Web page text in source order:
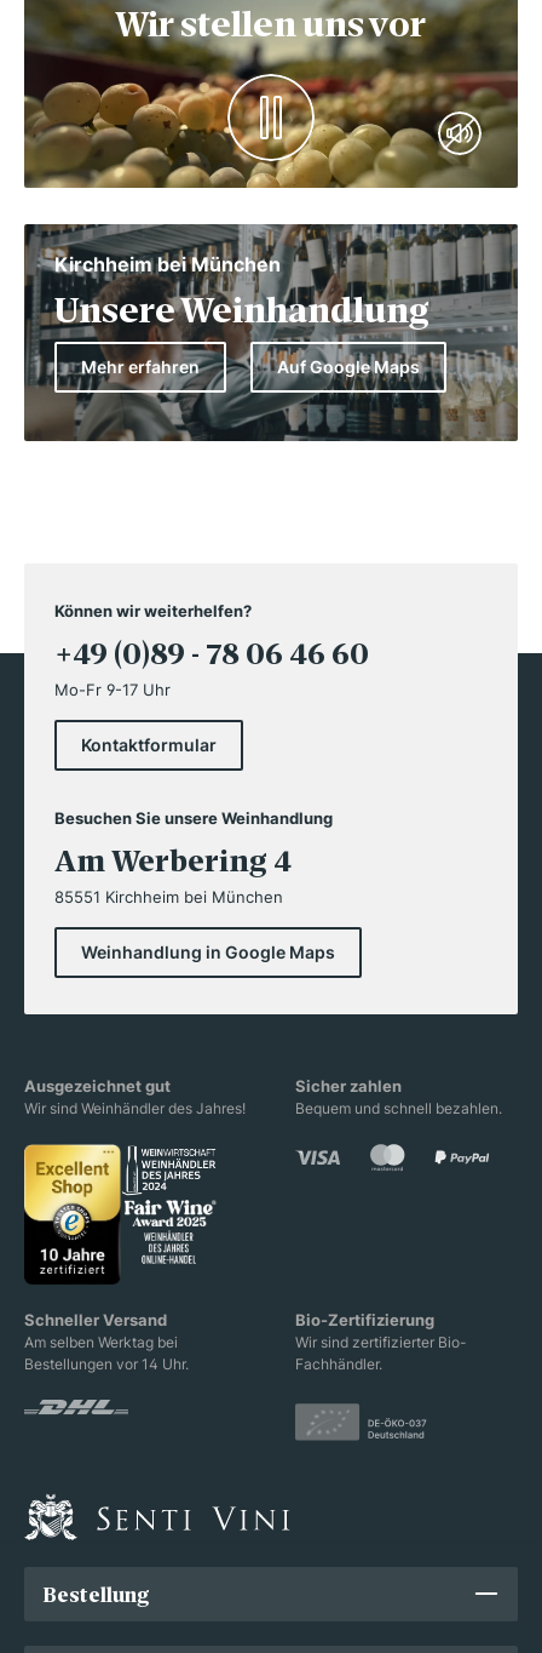
Wir stellen uns vor
Kirchheim bei München
Unsere Weinhandlung
Mehr erfahren Auf Google Maps
Können wir weiterhelfen?
+49 (0)89 - 78 06 46 60
Mo-Fr 9-17 Uhr
Kontaktformular
Besuchen Sie unsere Weinhandlung
Am Werbering 4
85551 Kirchheim bei München
Weinhandlung in Google Maps
Ausgezeichnet gut
Wir sind Weinhändler des Jahres!
Sicher zahlen
Bequem und schnell bezahlen.
Schneller Versand
Am selben Werktag bei
Bestellungen vor 14 Uhr.
Bio-Zertifizierung
Wir sind zertifizierter Bio-
Fachhändler.
Bestellung